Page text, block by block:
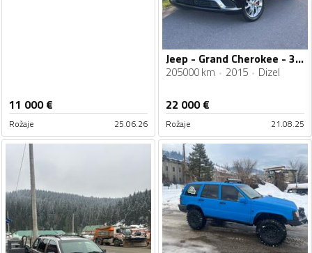
11 000€
Rožaje 25.06.26
Jeep - Grand Cherokee - 3.0 CRD
205000 km 2015 Dizel
22 000€
Rožaje 21.08.25